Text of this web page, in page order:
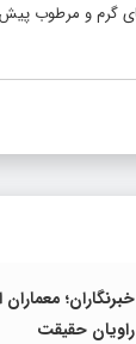
گرم و مرطوب
خبرنگاران؛
راویان حقیقت